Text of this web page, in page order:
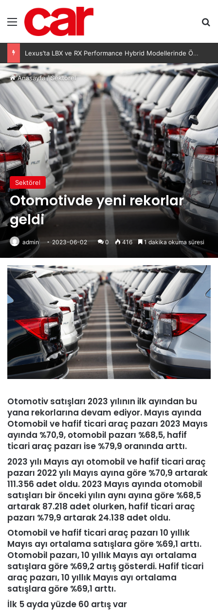
Menü
Lexus’ta LBX ve RX Performance Hybrid Modellerinde Özel Fiyat Avantajı
Anasayfa/Sektörel
Sektörel
Otomotivde yeni rekorlar
geldi
admin 2023-06-02 0 416 1 dakika okuma süresi
Otomotiv satışları 2023 yılının ilk ayından bu
yana rekorlarına devam ediyor. Mayıs ayında
Otomobil ve hafif ticari araç pazarı 2023 Mayıs
ayında %70,9, otomobil pazarı %68,5, hafif
ticari araç pazarı ise %79,9 oranında arttı.
2023 yılı Mayıs ayı otomobil ve hafif ticari araç
pazarı 2022 yılı Mayıs ayına göre %70,9 artarak
111.356 adet oldu. 2023 Mayıs ayında otomobil
satışları bir önceki yılın aynı ayına göre %68,5
artarak 87.218 adet olurken, hafif ticari araç
pazarı %79,9 artarak 24.138 adet oldu.
Otomobil ve hafif ticari araç pazarı 10 yıllık
Mayıs ayı ortalama satışlara göre %69,1 arttı.
Otomobil pazarı, 10 yıllık Mayıs ayı ortalama
satışlara göre %69,2 artış gösterdi. Hafif ticari
araç pazarı, 10 yıllık Mayıs ayı ortalama
satışlara göre %69,1 arttı.
İlk 5 ayda yüzde 60 artış var